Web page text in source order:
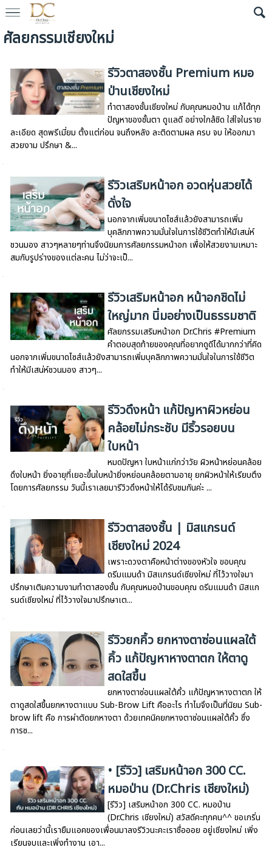
ศัลยกรรมเชียงใหม่
รีวิวตาสองชั้น Premium หมอ
ป่านเชียงใหม่
ทำตาสองชั้นเชียงใหม่ กับคุณหมอป่าน แก้ได้ทุก
ปัญหาของชั้นตา ดูแลดี อย่างใกล้ชิด ใส่ใจในราย
ละเอียด สุดพรีเมี่ยม ตั้งแต่ก่อน จนถึงหลัง ละติดตามผล ครบ จบ ให้ออกมา
สวยงาม ปรึกษา &...
รีวิวเสริมหน้าอก อวดหุ่นสวยได้
ดั่งใจ
นอกจากเพิ่มขนาดไซส์แล้วยังสามารถเพิ่ม
บุคลิกภาพความมั่นใจในการใช้ชีวิตทำให้มีเสน่ห์
ชวนมอง สาวๆหลายๆท่านจึงนิยมการศัลยกรรมหน้าอก เพื่อให้สวยงามเหมาะ
สมกับรูปร่างของแต่ละคน ไม่ว่าจะเป็...
รีวิวเสริมหน้าอก หน้าอกชิดไม่
ใหญ่มาก นิ่มอย่างเป็นธรรมชาติ
ศัลยกรรมเสริมหน้าอก Dr.Chris #Premium
คำตอบสุดท้ายของคุณที่อยากดูดีได้มากกว่าที่คิด
นอกจากเพิ่มขนาดไซส์แล้วยังสามารถเพิ่มบุคลิกภาพความมั่นใจในการใช้ชีวิต
ทำให้มีเสน่ห์ชวนมอง สาวๆ...
รีวิวดึงหน้า แก้ปัญหาผิวหย่อน
คล้อยไม่กระชับ มีริ้วรอยบน
ใบหน้า
หมดปัญหา ใบหน้าแก่กว่าวัย ผิวหน้าหย่อนคล้อย
ดึงใบหน้า ยิ่งอายุที่เยอะขึ้นใบหน้ายิ่งหย่อนคล้อยตามอายุ ยกผิวหน้าให้เรียบตึง
โดยการศัลยกรรม วันนี้เราเลยมารีวิวดึงหน้าให้ได้รับชมกันค่ะ ...
รีวิวตาสองชั้น | มิสแกรนด์
เชียงใหม่ 2024
เพราะดวงตาคือหน้าต่างของหัวใจ ขอบคุณ
ดรีมแมนด้า มิสแกรนด์เชียงใหม่ ที่ไว้วางใจมา
ปรึกษาเติมความงามทำตาสองชั้น กับคุณหมอป่านขอบคุณ ดรีมแมนด้า มิสแก
รนด์เชียงใหม่ ที่ไว้วางใจมาปรึกษาเต...
รีวิวยกคิ้ว ยกหางตาซ่อนแผลใต้
คิ้ว แก้ปัญหาหางตาตก ให้ตาดู
สดใสขึ้น
ยกหางตาซ่อนแผลใต้คิ้ว แก้ปัญหาหางตาตก ให้
ตาดูสดใสขึ้นยกหางตาแบบ Sub-Brow Lift คืออะไร ทำไมจึงเป็นที่นิยม Sub-
brow lift คือ การผ่าตัดยกหางตา ด้วยเทคนิคยกหางตาซ่อนแผลใต้คิ้ว ซึ่ง
การซ...
• [รีวิว] เสริมหน้าอก 300 CC.
หมอป่าน (Dr.Chris เชียงใหม่)
[รีวิว] เสริมหน้าอก 300 CC. หมอป่าน
(Dr.Chris เชียงใหม่) สวัสดีคะทุกคน^^ ขอเกริ่น
ก่อนเลยว่านี้เรายืมแอคของเพื่อนมาลงรีวิวนะคะเราชื่อออย อยู่เชียงใหม่ เพิ่ง
เรียนจบและเพิ่งทำงาน เอา...